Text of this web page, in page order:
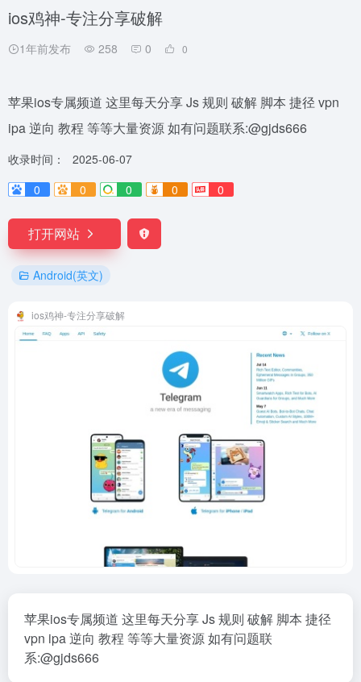
ios鸡神-专注分享破解
1年前发布 258 0 0
苹果ios专属频道 这里每天分享 Js 规则 破解 脚本 捷径 vpn
ipa 逆向 教程 等等大量资源 如有问题联系:@gjds666
收录时间：
2025-06-07
0
0 0 0 0
打开网站
Android(英文)
ios鸡神-专注分享破解
苹果ios专属频道 这里每天分享 Js 规则 破解 脚本 捷径
vpn ipa 逆向 教程 等等大量资源 如有问题联
系:@gjds666